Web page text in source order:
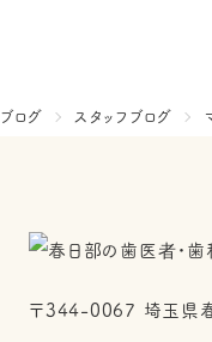
ブログ スタッフブログ
〒344-0067 埼玉県